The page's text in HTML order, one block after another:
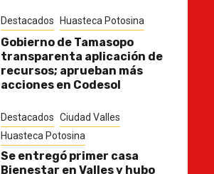
Destacados Huasteca Potosina
Gobierno de Tamasopo
transparenta aplicación de
recursos; aprueban más
acciones en Codesol
Destacados Ciudad Valles
Huasteca Potosina
Se entregó primer casa
Bienestar en Valles y hubo